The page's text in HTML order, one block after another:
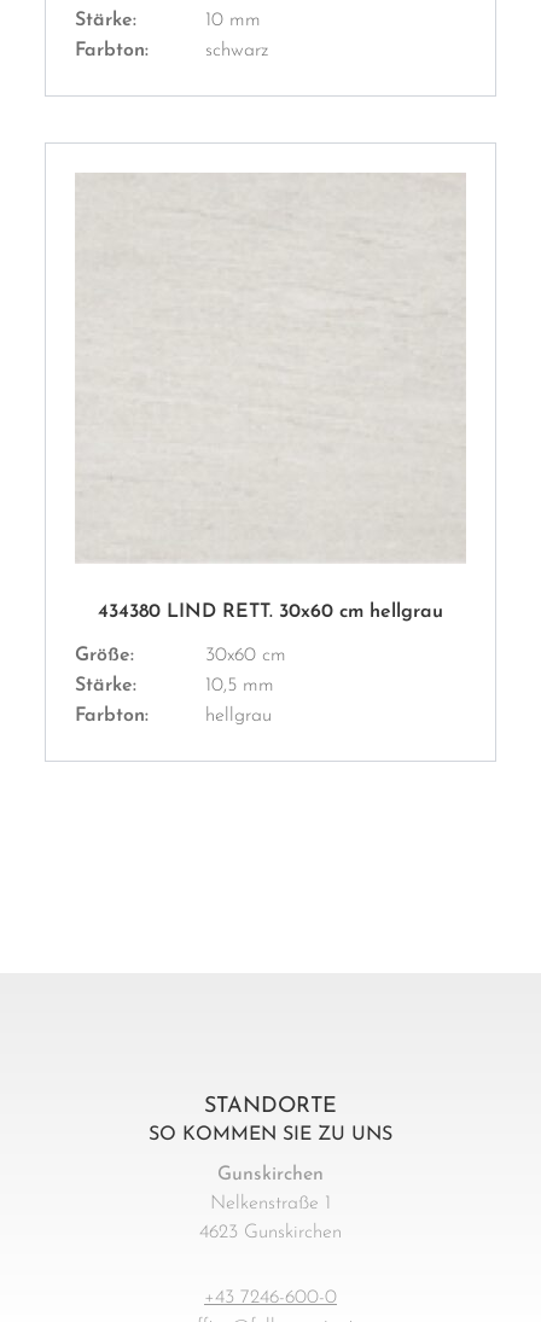
Stärke:
10 mm
Farbton:
schwarz
434380 LIND RETT. 30x60 cm hellgrau
Größe:
30x60 cm
Stärke:
10,5 mm
Farbton:
hellgrau
STANDORTE
SO KOMMEN SIE ZU UNS
Gunskirchen
Nelkenstraße 1
4623 Gunskirchen
+43 7246-600-0